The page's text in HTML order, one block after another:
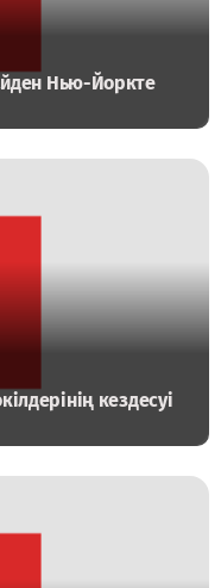
Нью-Йоркте
кездесуі